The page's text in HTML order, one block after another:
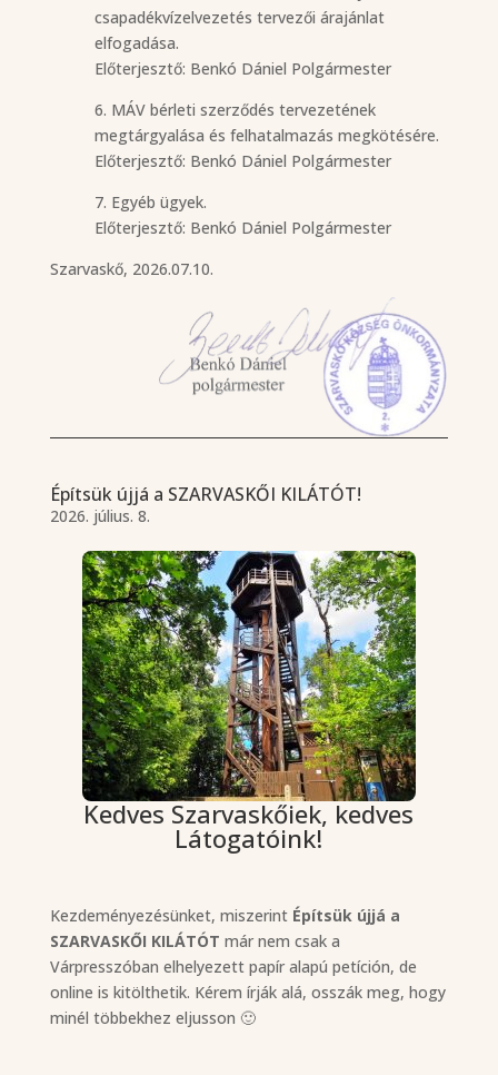
csapadékvízelvezetés tervezői árajánlat
elfogadása.
Előterjesztő: Benkó Dániel Polgármester
6. MÁV bérleti szerződés tervezetének
megtárgyalása és felhatalmazás megkötésére.
Előterjesztő: Benkó Dániel Polgármester
7. Egyéb ügyek.
Előterjesztő: Benkó Dániel Polgármester
Szarvaskő, 2026.07.10.
Építsük újjá a SZARVASKŐI KILÁTÓT!
2026. július. 8.
Kedves Szarvaskőiek, kedves
Látogatóink!
Kezdeményezésünket, miszerint Építsük újjá a
SZARVASKŐI KILÁTÓT már nem csak a
Várpresszóban elhelyezett papír alapú petíción, de
online is kitölthetik. Kérem írják alá, osszák meg, hogy
minél többekhez eljusson 🙂